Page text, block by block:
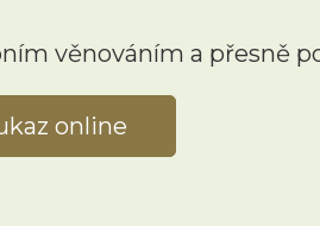
věnováním a přesně
online